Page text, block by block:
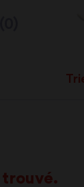
trouvé.